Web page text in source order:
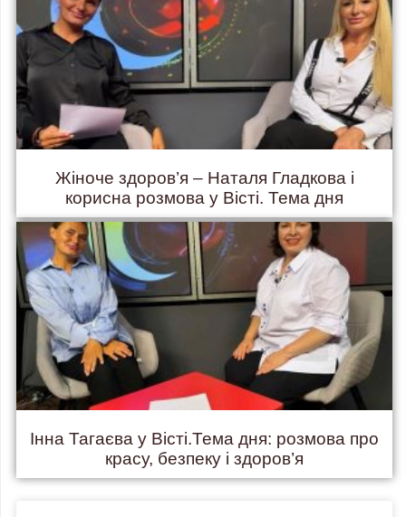
Жіноче здоров’я – Наталя Гладкова і
корисна розмова у Вісті. Тема дня
Інна Тагаєва у Вісті.Тема дня: розмова про
красу, безпеку і здоров’я